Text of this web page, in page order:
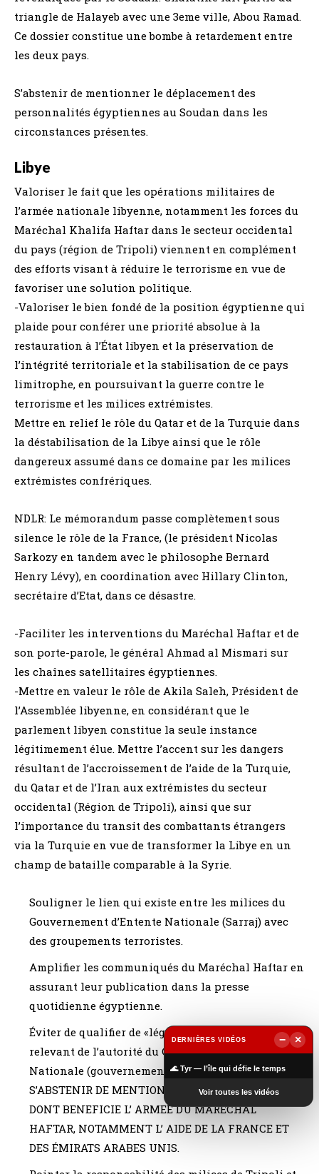
triangle de Halayeb avec une 3eme ville, Abou Ramad.
Ce dossier constitue une bombe à retardement entre
les deux pays.
S’abstenir de mentionner le déplacement des
personnalités égyptiennes au Soudan dans les
circonstances présentes.
Libye
Valoriser le fait que les opérations militaires de
l’armée nationale libyenne, notamment les forces du
Maréchal Khalifa Haftar dans le secteur occidental
du pays (région de Tripoli) viennent en complément
des efforts visant à réduire le terrorisme en vue de
favoriser une solution politique.
-Valoriser le bien fondé de la position égyptienne qui
plaide pour conférer une priorité absolue à la
restauration à l’État libyen et la préservation de
l’intégrité territoriale et la stabilisation de ce pays
limitrophe, en poursuivant la guerre contre le
terrorisme et les milices extrémistes.
Mettre en relief le rôle du Qatar et de la Turquie dans
la déstabilisation de la Libye ainsi que le rôle
dangereux assumé dans ce domaine par les milices
extrémistes confrériques.
NDLR: Le mémorandum passe complètement sous
silence le rôle de la France, (le président Nicolas
Sarkozy en tandem avec le philosophe Bernard
Henry Lévy), en coordination avec Hillary Clinton,
secrétaire d’Etat, dans ce désastre.
-Faciliter les interventions du Maréchal Haftar et de
son porte-parole, le général Ahmad al Mismari sur
les chaînes satellitaires égyptiennes.
-Mettre en valeur le rôle de Akila Saleh, Président de
l’Assemblée libyenne, en considérant que le
parlement libyen constitue la seule instance
légitimement élue. Mettre l’accent sur les dangers
résultant de l’accroissement de l’aide de la Turquie,
du Qatar et de l’Iran aux extrémistes du secteur
occidental (Région de Tripoli), ainsi que sur
l’importance du transit des combattants étrangers
via la Turquie en vue de transformer la Libye en un
champ de bataille comparable à la Syrie.
Souligner le lien qui existe entre les milices du
Gouvernement d’Entente Nationale (Sarraj) avec
des groupements terroristes.
Amplifier les communiqués du Maréchal Haftar en
assurant leur publication dans la presse
quotidienne égyptienne.
Éviter de qualifier de «légitime» les milices
relevant de l’autorité du Gouvernement d’Entente
Nationale (gouvernement Sarraj).
S’ABSTENIR DE MENTIONNER L’ AIDE ETRANGERE
DONT BENEFICIE L’ ARMEE DU MARECHAL
HAFTAR, NOTAMMENT L’ AIDE DE LA FRANCE ET
DES ÉMIRATS ARABES UNIS.
DERNIÈRES VIDÉOS −
×
🌊 Tyr — l’île qui défie le temps
Voir toutes les vidéos